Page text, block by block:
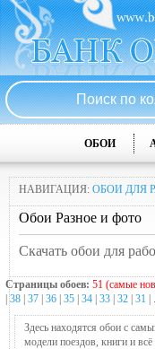
ОБОИ
НАВИГАЦИЯ: ОБОИ ДЛЯ
Обои Разное и фото
Скачать обои для
Страницы обоев: 51 (самые
|38 37 36 35 34 33 32 31 |
Здесь находятся обои с
модели поездов, книги и